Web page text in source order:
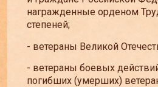
награжденные орденом
степеней;
- ветераны Великой
- ветераны боевых
погибших (умерших)